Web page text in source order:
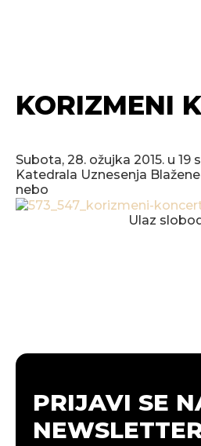
KORIZMENI
Subota, 28. ožujka 2015. u 19
Katedrala Uznesenja
nebo
Ulaz
PRIJAVI SE